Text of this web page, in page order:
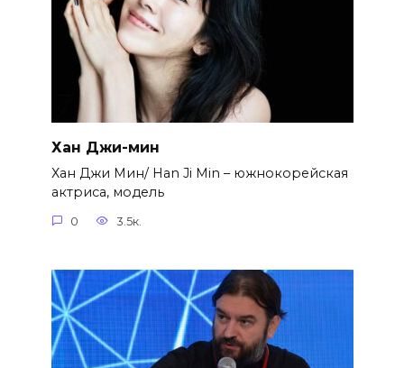
Хан Джи-мин
Хан Джи Мин/ Han Ji Min – южнокорейская
актриса, модель
0 3.5к.